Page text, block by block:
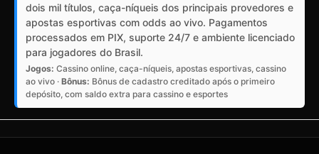
dois mil títulos, caça-níqueis dos principais provedores e
apostas esportivas com odds ao vivo. Pagamentos
processados em PIX, suporte 24/7 e ambiente licenciado
para jogadores do Brasil.
Jogos: Cassino online, caça-níqueis, apostas esportivas, cassino
ao vivo · Bônus: Bônus de cadastro creditado após o primeiro
depósito, com saldo extra para cassino e esportes